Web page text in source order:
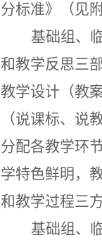
分标准》（见
基础组、
和教学反思三
教学设计（教
（说课标、说
分配各教学环
学特色鲜明，
和教学过程三
基础组、